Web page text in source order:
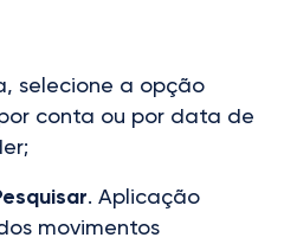
selecione a opção
conta ou por data de
. Aplicação
movimentos